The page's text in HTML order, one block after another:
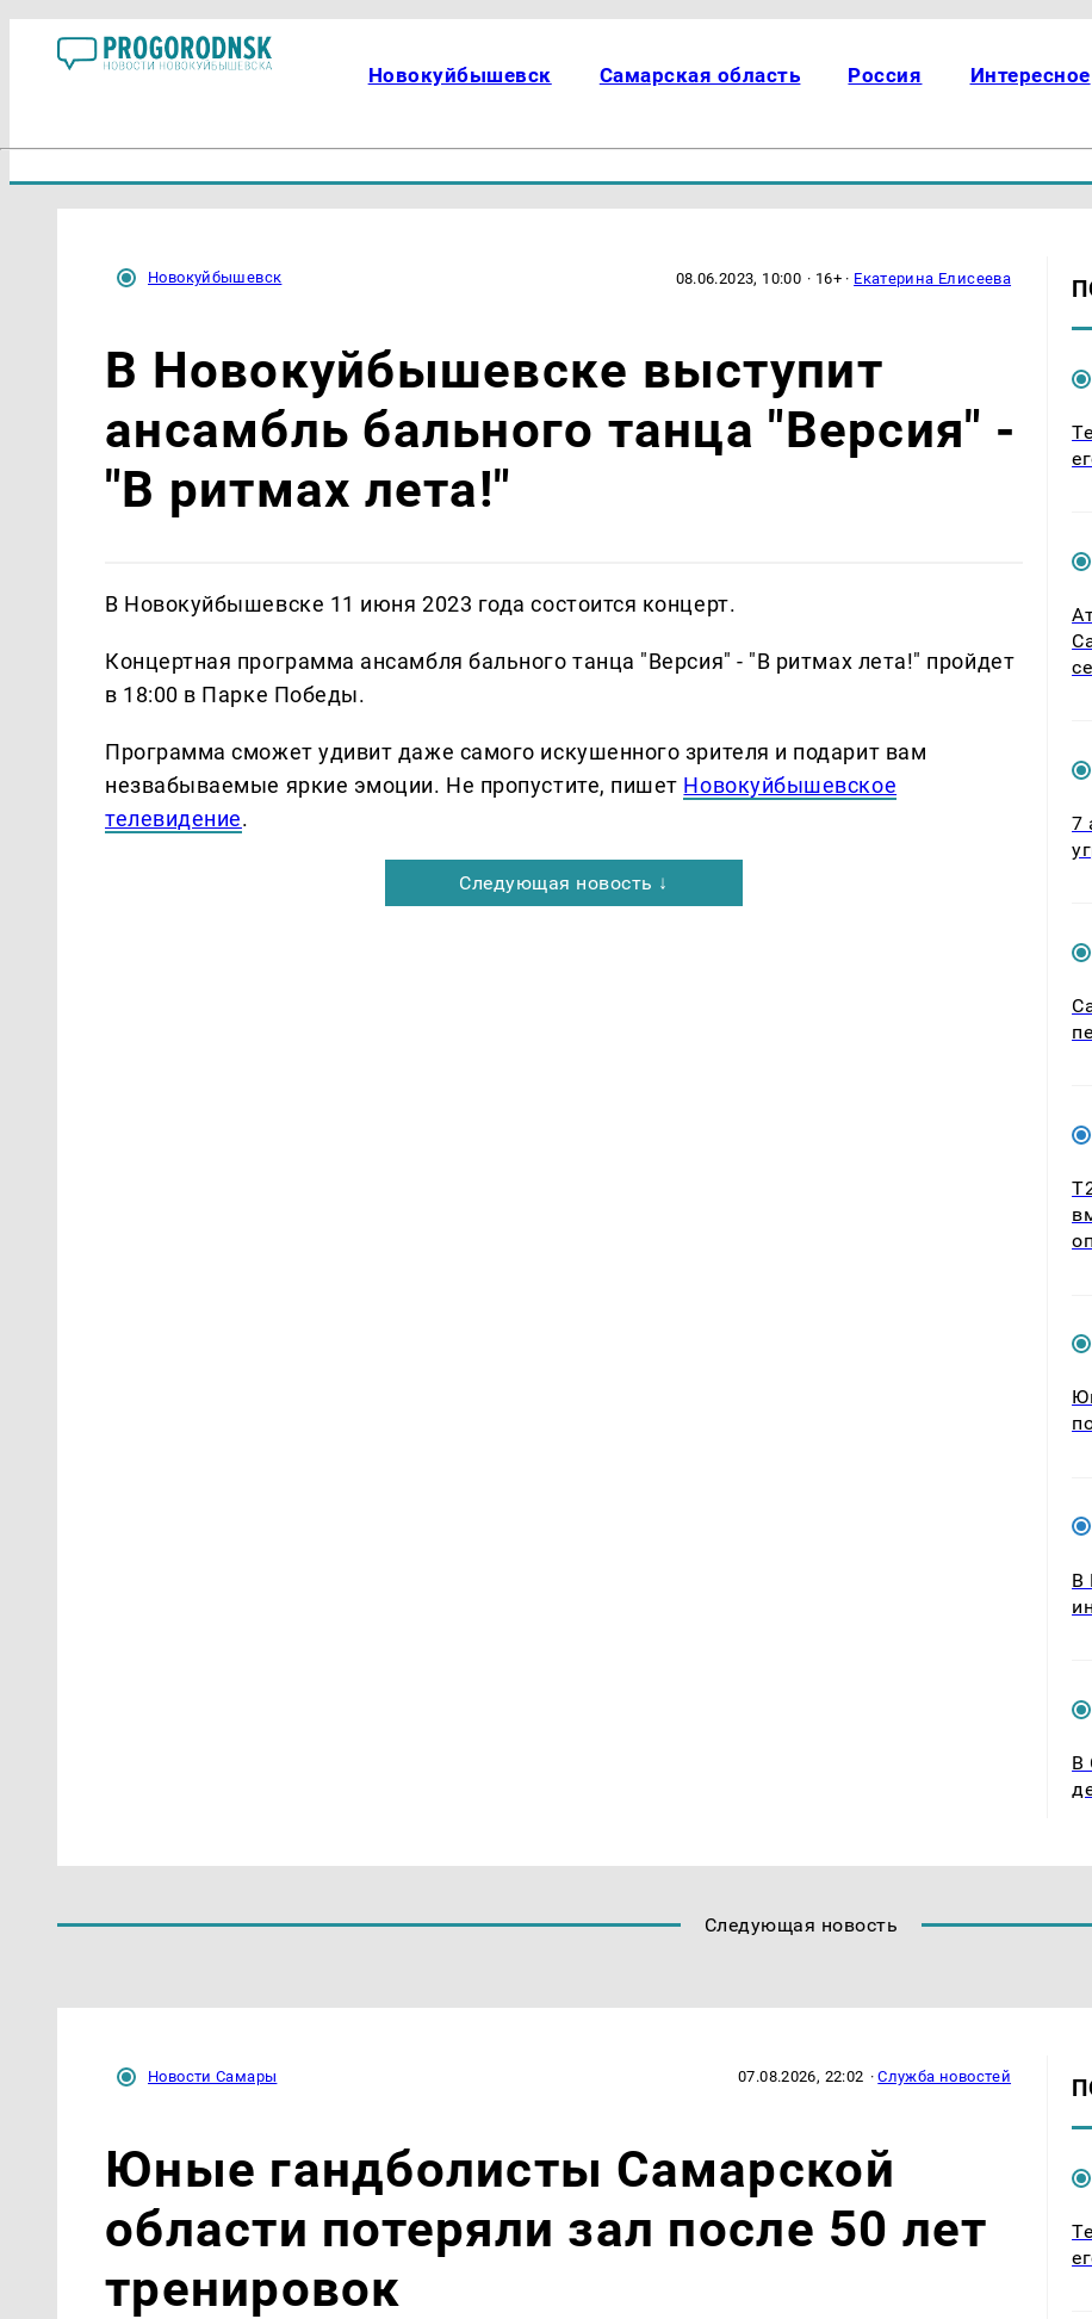
Новокуйбышевск Самарская область Россия Интересное
Новокуйбышевск 08.06.2023, 10:00 · 16+ · Екатерина Елисеева
В Новокуйбышевске выступит
ансамбль бального танца "Версия" -
"В ритмах лета!"
В Новокуйбышевске 11 июня 2023 года состоится концерт.
Концертная программа ансамбля бального танца "Версия" - "В ритмах лета!" пройдет
в 18:00 в Парке Победы.
Программа сможет удивит даже самого искушенного зрителя и подарит вам
незвабываемые яркие эмоции. Не пропустите, пишет Новокуйбышевское
телевидение.
Следующая новость ↓
7
В
В
Следующая новость
Новости Самары 07.08.2026, 22:02 ·Служба новостей
Юные гандболисты Самарской
области потеряли зал после 50 лет
тренировок